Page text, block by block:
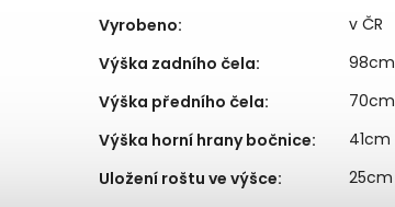
Vyrobeno:
v ČR
Výška zadního čela:
98cm
Výška předního čela:
70cm
Výška horní hrany bočnice:
41cm
Uložení roštu ve výšce:
25cm